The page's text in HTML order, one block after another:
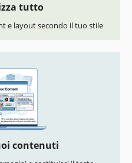
tutto
e layout secondo il tuo stile
contenuti